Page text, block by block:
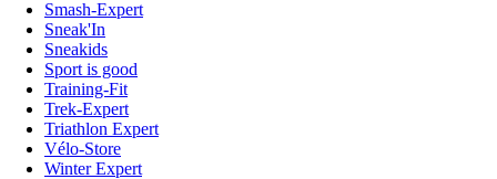
Smash-Expert
Sneak'In
Sneakids
Sport is good
Training-Fit
Trek-Expert
Triathlon Expert
Vélo-Store
Winter Expert